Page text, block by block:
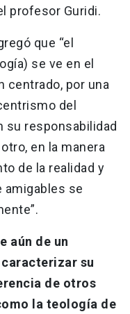
profesor Guridi.
que “el
se ve en el
centrado, por una
del
su responsabilidad
en la manera
de la realidad y
amigables se
aún de un
su
de otros
la teología de